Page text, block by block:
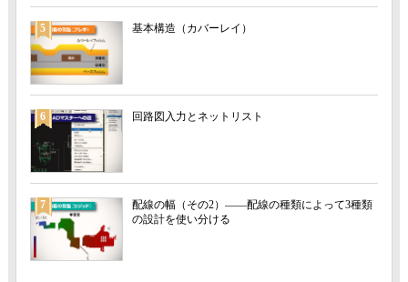
5 基本構造（カバーレイ）
6 回路図入力とネットリスト
7
配線の幅（その2）――配線の種類によって3種類
の設計を使い分ける